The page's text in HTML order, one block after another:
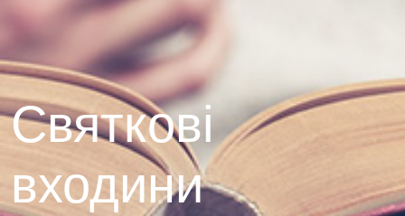
Святкові
входини